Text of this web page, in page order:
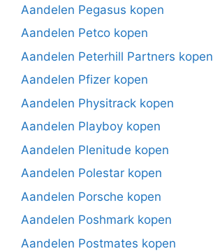
Aandelen Pegasus kopen
Aandelen Petco kopen
Aandelen Peterhill Partners kopen
Aandelen Pfizer kopen
Aandelen Physitrack kopen
Aandelen Playboy kopen
Aandelen Plenitude kopen
Aandelen Polestar kopen
Aandelen Porsche kopen
Aandelen Poshmark kopen
Aandelen Postmates kopen